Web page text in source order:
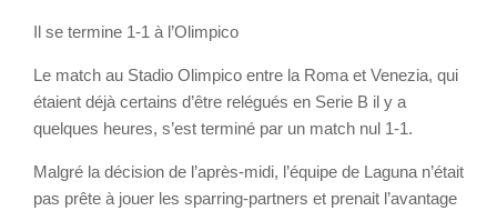
Il se termine 1-1 à l’Olimpico
Le match au Stadio Olimpico entre la Roma et Venezia, qui
étaient déjà certains d’être relégués en Serie B il y a
quelques heures, s’est terminé par un match nul 1-1.
Malgré la décision de l’après-midi, l’équipe de Laguna n’était
pas prête à jouer les sparring-partners et prenait l’avantage